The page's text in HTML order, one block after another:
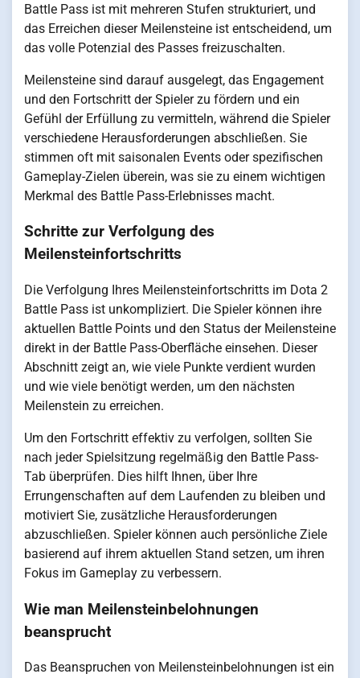
Battle Pass ist mit mehreren Stufen strukturiert, und
das Erreichen dieser Meilensteine ist entscheidend, um
das volle Potenzial des Passes freizuschalten.
Meilensteine sind darauf ausgelegt, das Engagement
und den Fortschritt der Spieler zu fördern und ein
Gefühl der Erfüllung zu vermitteln, während die Spieler
verschiedene Herausforderungen abschließen. Sie
stimmen oft mit saisonalen Events oder spezifischen
Gameplay-Zielen überein, was sie zu einem wichtigen
Merkmal des Battle Pass-Erlebnisses macht.
Schritte zur Verfolgung des
Meilensteinfortschritts
Die Verfolgung Ihres Meilensteinfortschritts im Dota 2
Battle Pass ist unkompliziert. Die Spieler können ihre
aktuellen Battle Points und den Status der Meilensteine
direkt in der Battle Pass-Oberfläche einsehen. Dieser
Abschnitt zeigt an, wie viele Punkte verdient wurden
und wie viele benötigt werden, um den nächsten
Meilenstein zu erreichen.
Um den Fortschritt effektiv zu verfolgen, sollten Sie
nach jeder Spielsitzung regelmäßig den Battle Pass-
Tab überprüfen. Dies hilft Ihnen, über Ihre
Errungenschaften auf dem Laufenden zu bleiben und
motiviert Sie, zusätzliche Herausforderungen
abzuschließen. Spieler können auch persönliche Ziele
basierend auf ihrem aktuellen Stand setzen, um ihren
Fokus im Gameplay zu verbessern.
Wie man Meilensteinbelohnungen
beansprucht
Das Beanspruchen von Meilensteinbelohnungen ist ein